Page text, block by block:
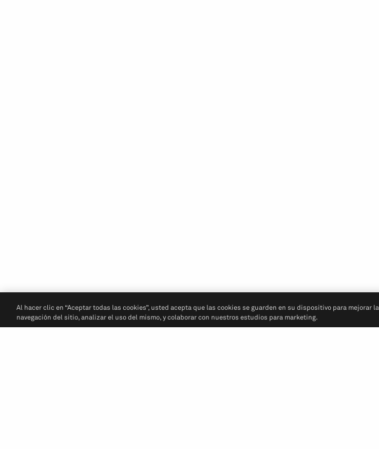
Al hacer clic en “Aceptar todas las cookies”, usted acepta que las cookies se guarden en su dispositivo para mejorar la
navegación del sitio, analizar el uso del mismo, y colaborar con nuestros estudios para marketing.